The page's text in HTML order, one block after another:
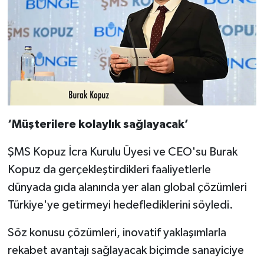
‘Müşterilere kolaylık sağlayacak’
ŞMS Kopuz İcra Kurulu Üyesi ve CEO'su Burak
Kopuz da gerçekleştirdikleri faaliyetlerle
dünyada gıda alanında yer alan global çözümleri
Türkiye'ye getirmeyi hedeflediklerini söyledi.
Söz konusu çözümleri, inovatif yaklaşımlarla
rekabet avantajı sağlayacak biçimde sanayiciye